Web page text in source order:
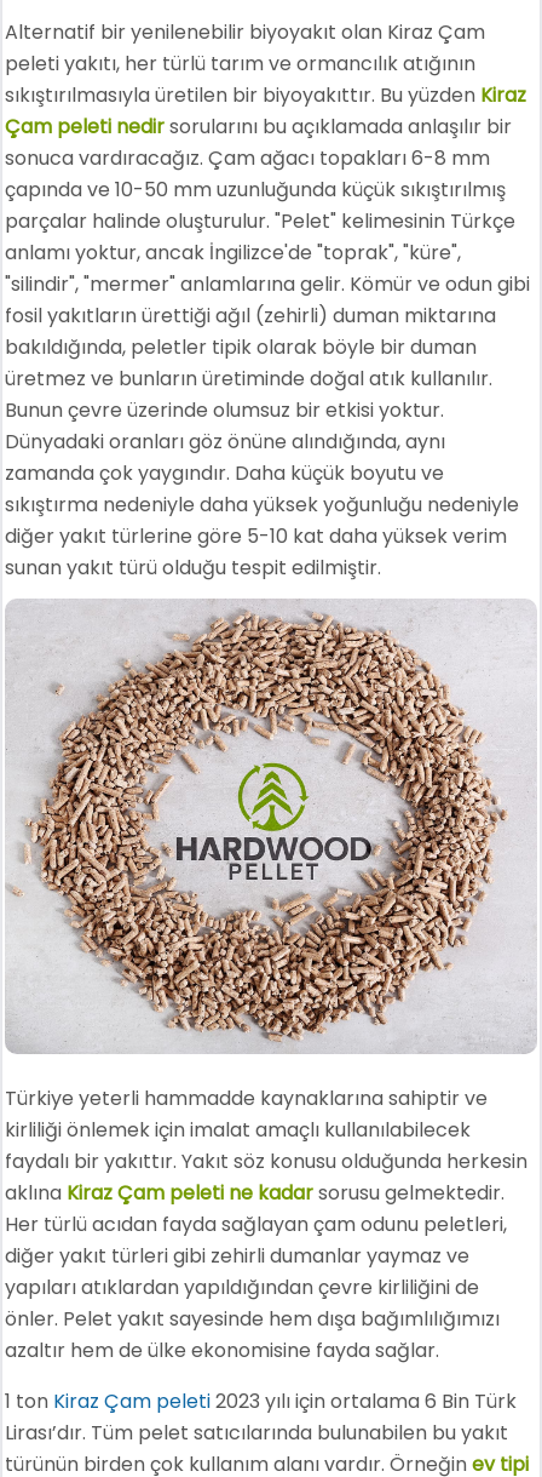
Alternatif bir yenilenebilir biyoyakıt olan Kiraz Çam
peleti yakıtı, her türlü tarım ve ormancılık atığının
sıkıştırılmasıyla üretilen bir biyoyakıttır. Bu yüzden Kiraz
Çam peleti nedirsorularını bu açıklamada anlaşılır bir
sonuca vardıracağız. Çam ağacı topakları 6-8 mm
çapında ve 10-50 mm uzunluğunda küçük sıkıştırılmış
parçalar halinde oluşturulur. "Pelet" kelimesinin Türkçe
anlamı yoktur, ancak İngilizce'de "toprak", "küre",
"silindir", "mermer" anlamlarına gelir. Kömür ve odun gibi
fosil yakıtların ürettiği ağıl (zehirli) duman miktarına
bakıldığında, peletler tipik olarak böyle bir duman
üretmez ve bunların üretiminde doğal atık kullanılır.
Bunun çevre üzerinde olumsuz bir etkisi yoktur.
Dünyadaki oranları göz önüne alındığında, aynı
zamanda çok yaygındır. Daha küçük boyutu ve
sıkıştırma nedeniyle daha yüksek yoğunluğu nedeniyle
diğer yakıt türlerine göre 5-10 kat daha yüksek verim
sunan yakıt türü olduğu tespit edilmiştir.
Türkiye yeterli hammadde kaynaklarına sahiptir ve
kirliliği önlemek için imalat amaçlı kullanılabilecek
faydalı bir yakıttır. Yakıt söz konusu olduğunda herkesin
aklına Kiraz Çam peleti ne kadarsorusu gelmektedir.
Her türlü acıdan fayda sağlayan çam odunu peletleri,
diğer yakıt türleri gibi zehirli dumanlar yaymaz ve
yapıları atıklardan yapıldığından çevre kirliliğini de
önler. Pelet yakıt sayesinde hem dışa bağımlılığımızı
azaltır hem de ülke ekonomisine fayda sağlar.
1 ton Kiraz Çam peleti2023 yılı için ortalama 6 Bin Türk
Lirası’dır. Tüm pelet satıcılarında bulunabilen bu yakıt
türünün birden çok kullanım alanı vardır. Örneğinev tipi